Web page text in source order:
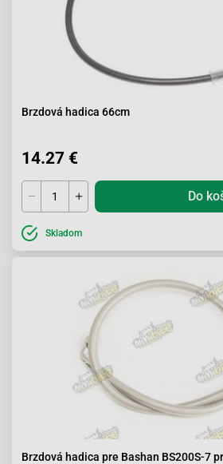
Brzdová hadica 66cm
14.27 €
Do
Skladom
Brzdová hadica pre Bashan BS200S-7